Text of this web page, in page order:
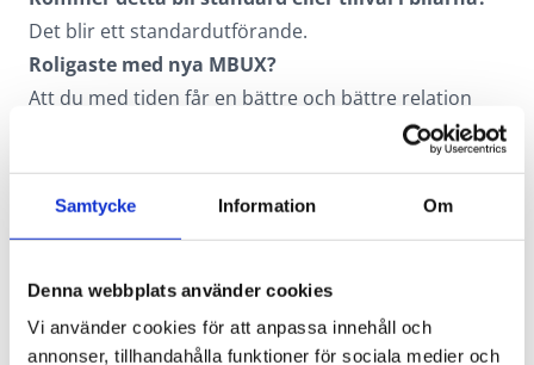
Samtycke Information Om
Denna webbplats använder cookies
Vi använder cookies för att anpassa innehåll och
annonser, tillhandahålla funktioner för sociala medier och
Det blir ett standardutförande.
Roligaste med nya MBUX?
Att du med tiden får en bättre och bättre relation
infotainmentsystemet, men vill åka en av
Mercedes-Benz mindre modeller, vad gör man då?
så grymma, modeller. Vi rekommenderar
senaste generationens A-Klass.